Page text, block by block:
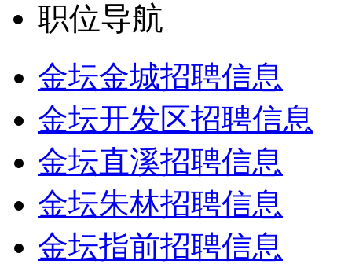
职位导航
金坛金城招聘信息
金坛开发区招聘信息
金坛直溪招聘信息
金坛朱林招聘信息
金坛指前招聘信息